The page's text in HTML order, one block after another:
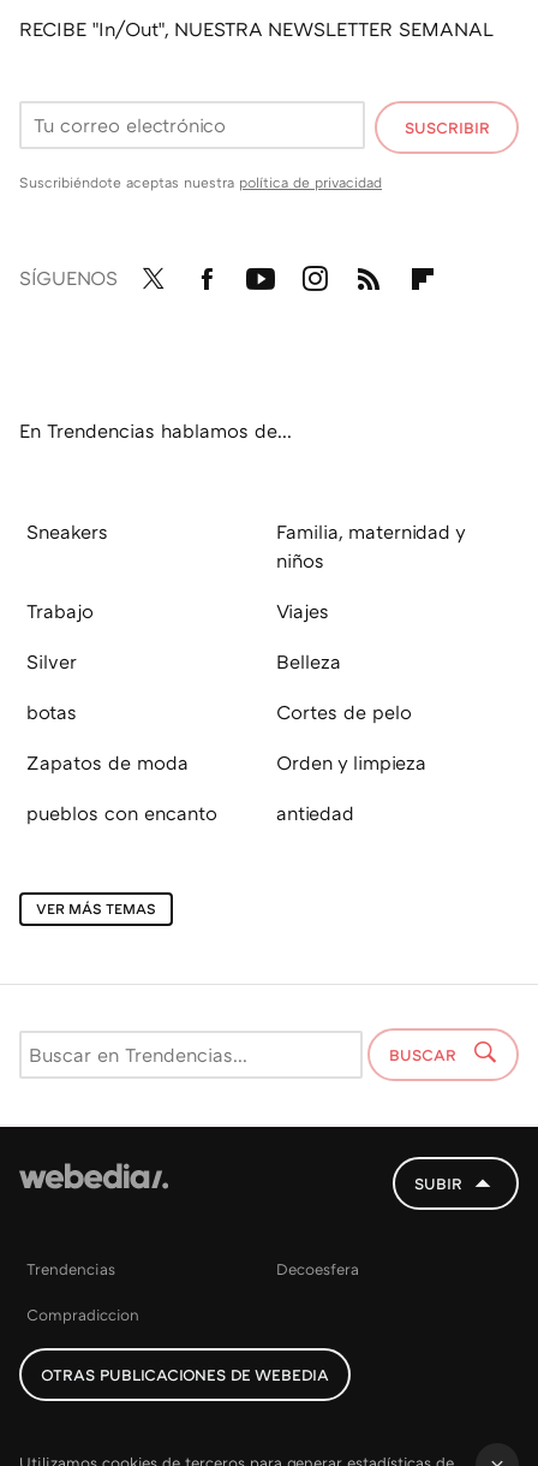
RECIBE "In/Out", NUESTRA NEWSLETTER SEMANAL
SUSCRIBIR
Suscribiéndote aceptas nuestra política de privacidad
SÍGUENOS
En Trendencias hablamos de...
Sneakers
Familia, maternidad y
niños
Trabajo Viajes
Silver Belleza
botas Cortes de pelo
Zapatos de moda Orden y limpieza
pueblos con encanto antiedad
VER MÁS TEMAS
BUSCAR
SUBIR
Trendencias Decoesfera
Compradiccion
OTRAS PUBLICACIONES DE WEBEDIA